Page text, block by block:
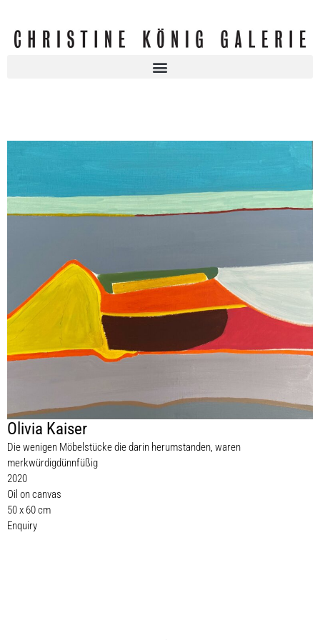
Olivia Kaiser
Die wenigen Möbelstücke die darin herumstanden, waren
merkwürdigdünnfüßig
2020
Oil on canvas
50 x 60 cm
Enquiry